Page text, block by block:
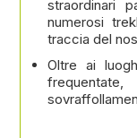
straordinari
numerosi
traccia del
Oltre ai